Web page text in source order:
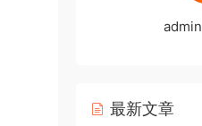
admin
最新文章